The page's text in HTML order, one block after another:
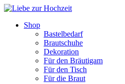
Shop
Bastelbedarf
Brautschuhe
Dekoration
Für den Bräutigam
Für den Tisch
Für die Braut